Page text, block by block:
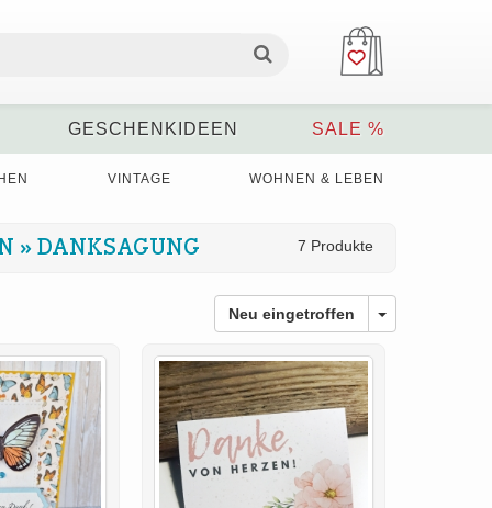
GESCHENKIDEEN SALE %
VINTAGE WOHNEN & LEBEN
» DANKSAGUNG 7 Produkte
Neu eingetroffen